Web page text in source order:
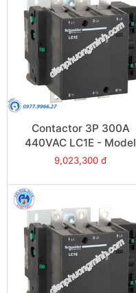
Contactor 3P 300A
440VAC LC1E - Model
LC1E300R6
9,023,300 đ